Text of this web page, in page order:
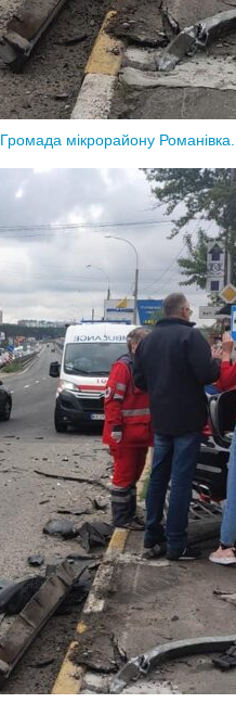
Громада мікрорайону Романівка.